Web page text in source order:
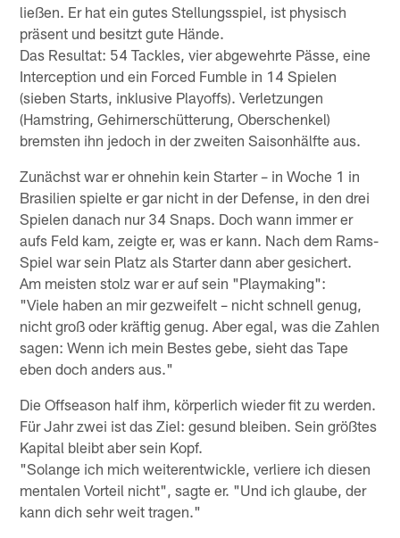
ließen. Er hat ein gutes Stellungsspiel, ist physisch
präsent und besitzt gute Hände.
Das Resultat: 54 Tackles, vier abgewehrte Pässe, eine
Interception und ein Forced Fumble in 14 Spielen
(sieben Starts, inklusive Playoffs). Verletzungen
(Hamstring, Gehirnerschütterung, Oberschenkel)
bremsten ihn jedoch in der zweiten Saisonhälfte aus.
Zunächst war er ohnehin kein Starter – in Woche 1 in
Brasilien spielte er gar nicht in der Defense, in den drei
Spielen danach nur 34 Snaps. Doch wann immer er
aufs Feld kam, zeigte er, was er kann. Nach dem Rams-
Spiel war sein Platz als Starter dann aber gesichert.
Am meisten stolz war er auf sein "Playmaking":
"Viele haben an mir gezweifelt – nicht schnell genug,
nicht groß oder kräftig genug. Aber egal, was die Zahlen
sagen: Wenn ich mein Bestes gebe, sieht das Tape
eben doch anders aus."
Die Offseason half ihm, körperlich wieder fit zu werden.
Für Jahr zwei ist das Ziel: gesund bleiben. Sein größtes
Kapital bleibt aber sein Kopf.
"Solange ich mich weiterentwickle, verliere ich diesen
mentalen Vorteil nicht", sagte er. "Und ich glaube, der
kann dich sehr weit tragen."